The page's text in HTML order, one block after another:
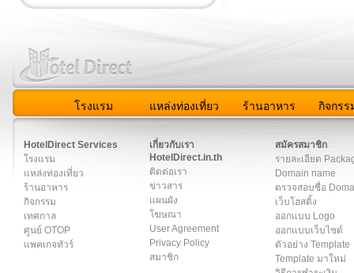
โรงแรม แหล่งท่องเที่ยว ร้านอาหาร กิจกรร
HotelDirect Services
โรงแรม
แหล่งท่องเที่ยว
ร้านอาหาร
กิจกรรม
เทศกาล
ศูนย์ OTOP
แพคเกจทัวร์
เกี่ยวกับเรา
HotelDirect.in.th
ติดต่อเรา
ข่าวสาร
แผนผัง
โฆษณา
User Agreement
Privacy Policy
สมาชิก
สมัครสมาชิก
รายละเอียด
Domain name
ตรวจสอบชื่อ
เว็บโฮสติ้ง
ออกแบบ Logo
ออกแบบเว็บไซต์
ตัวอย่าง Template
Template มาใหม่